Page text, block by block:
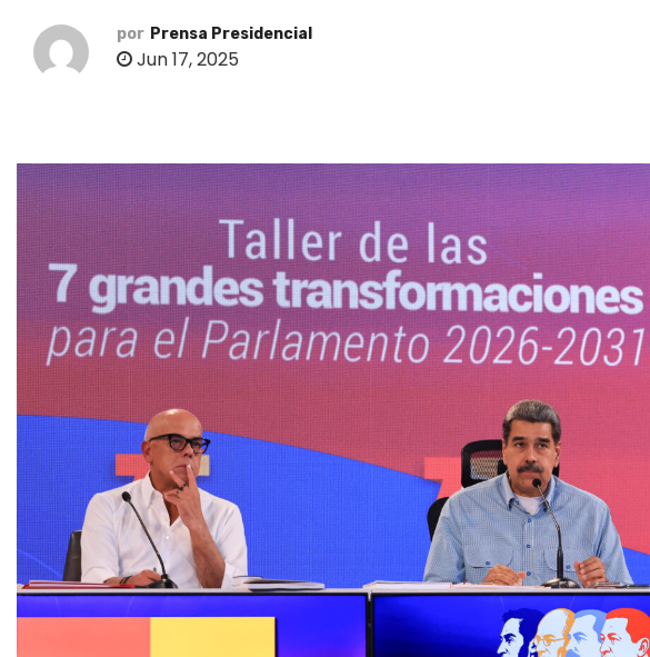
por Prensa Presidencial
Jun 17, 2025